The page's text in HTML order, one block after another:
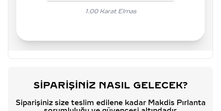
1.00Karat Elmas
SIPARIŞINIZ NASIL GELECEK?
Siparişiniz size teslim edilene kadar Makdis Pırlanta